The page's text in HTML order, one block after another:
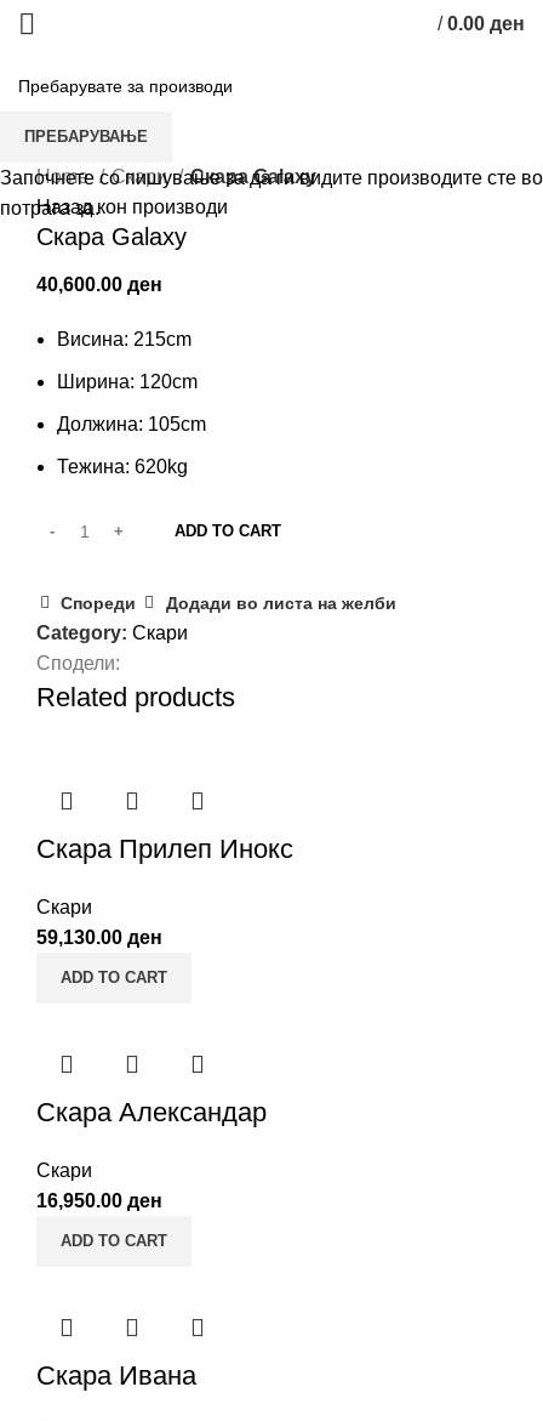
/ 0.00 ден
Кликни да зголемиш
Home
Скари
Скара Galaxy
Назад кон производи
Скара Galaxy
40,600.00 ден
Висина: 215cm
Ширина: 120cm
Должина: 105cm
Тежина: 620kg
ADD TO CART
Спореди Додади во листа на желби
Category: Скари
Сподели:
Related products
Скара Прилеп Инокс
Скари
59,130.00 ден
ADD TO CART
Скара Александар
Скари
16,950.00 ден
ADD TO CART
Скара Ивана
ПРЕБАРУВАЊЕ
Започнете со пишување за да ги видите производите сте во
потрага за.